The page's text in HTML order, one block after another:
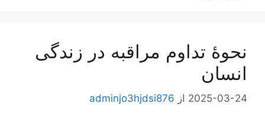
نحوۀ تداوم مراقبه در زندگی
انسان
2025-03-24 از adminjo3hjdsi876